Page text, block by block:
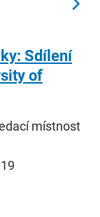
Sdílení
of
místnost